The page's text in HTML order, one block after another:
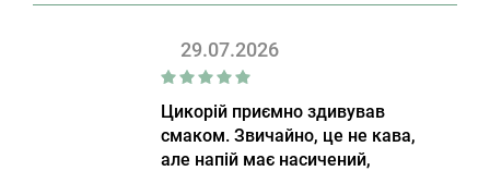
29.07.2026
Цикорій приємно здивував
смаком. Звичайно, це не кава,
але напій має насичений,